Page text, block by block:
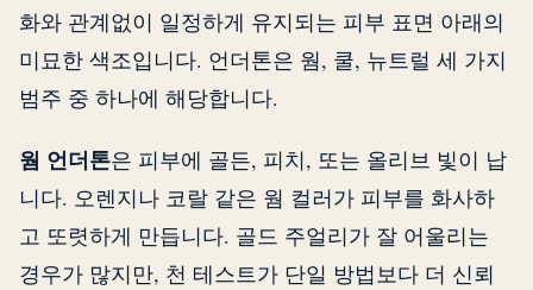
화와 관계없이 일정하게 유지되는 피부 표면 아래의
미묘한 색조입니다. 언더톤은 웜, 쿨, 뉴트럴 세 가지
범주 중 하나에 해당합니다.
웜 언더톤은 피부에 골든, 피치, 또는 올리브 빛이 납
니다. 오렌지나 코랄 같은 웜 컬러가 피부를 화사하
고 또렷하게 만듭니다. 골드 주얼리가 잘 어울리는
경우가 많지만, 천 테스트가 단일 방법보다 더 신뢰